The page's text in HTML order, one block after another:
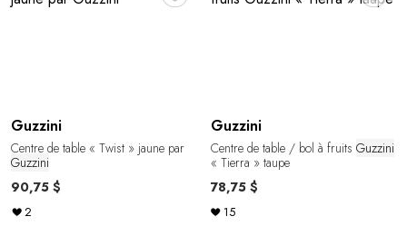
Guzzini
Centre de table « Twist » jaune par
Guzzini
90,75 $
2
Guzzini
Centre de table / bol à fruits Guzzini
« Tierra » taupe
78,75 $
15